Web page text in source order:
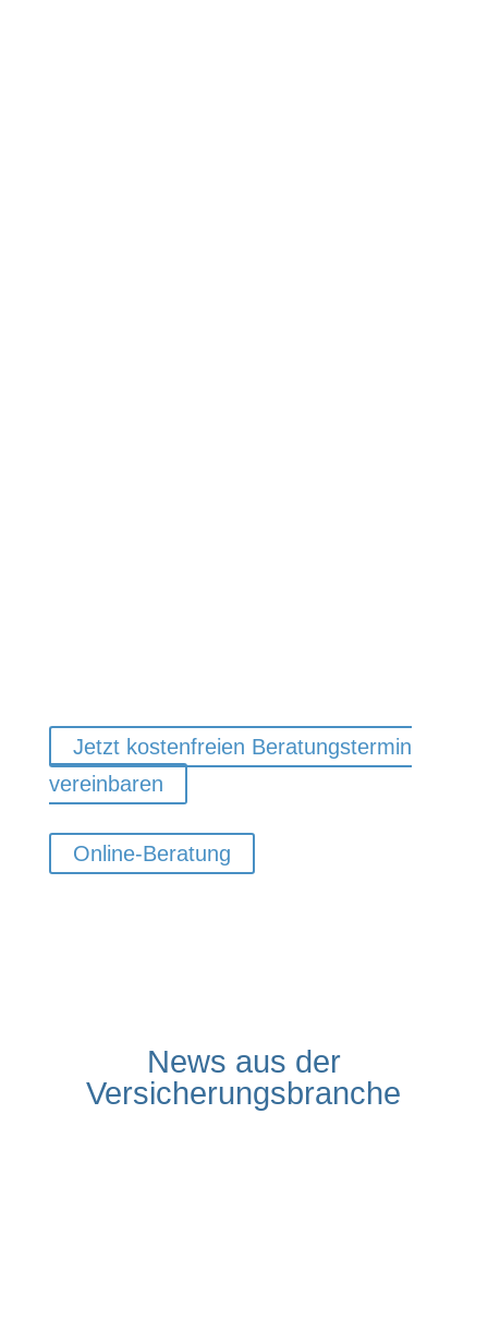
Jetzt kostenfreien Beratungstermin
vereinbaren
Online-Beratung
News aus der
Versicherungsbranche